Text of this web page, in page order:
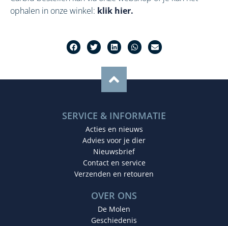
ophalen in onze winkel: klik hier.
SERVICE & INFORMATIE
Acties en nieuws
Advies voor je dier
Nieuwsbrief
Contact en service
Verzenden en retouren
OVER ONS
De Molen
Geschiedenis